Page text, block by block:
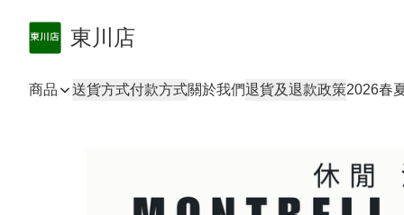
東川店
商品 送貨方式付款方式關於我們退貨及退款政策2026春